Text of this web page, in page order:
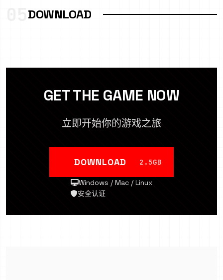
DOWNLOAD
GET THE GAME NOW
立即开始你的游戏之旅
DOWNLOAD 2.5GB
Windows / Mac / Linux
安全认证